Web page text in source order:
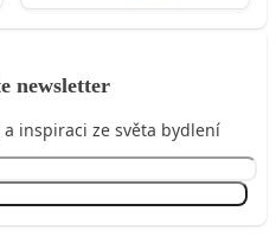
newsletter
inspiraci ze světa bydlení